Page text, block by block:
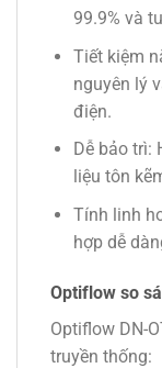
99.9% và
Tiết kiệm
nguyên lý
điện.
Dễ bảo trì:
liệu tôn
Tính linh
hợp dễ
Optiflow so
Optiflow DN-
truyền thống: